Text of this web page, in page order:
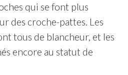
qui se font plus
des croche-pattes. Les
tous de blancheur, et les
encore au statut de